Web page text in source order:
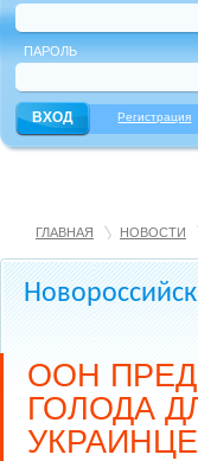
ПАРОЛЬ
Регистрация
ГЛАВНАЯ НОВОСТИ
ООН
ГОЛОДА